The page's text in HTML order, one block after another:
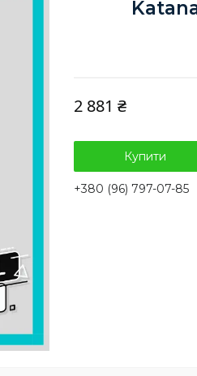
2 881 ₴
Купити
+380 (96) 797-07-85